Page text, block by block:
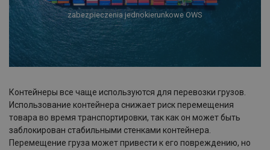
zabezpieczenia jednokierunkowe OWS
Контейнеры все чаще используются для перевозки грузов.
Использование контейнера снижает риск перемещения
товара во время транспортировки, так как он может быть
заблокирован стабильными стенками контейнера.
Перемещение груза может привести к его повреждению, но